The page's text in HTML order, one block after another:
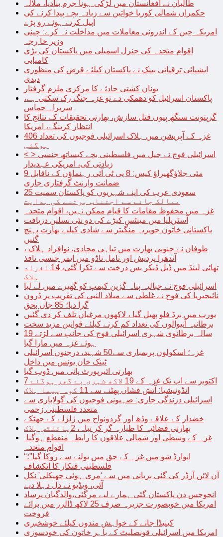
طالبان نے افغانستان میں لڑکی ہونا جرم بنادیا، ملالہ
حکمراں شمالی کوریا خواتین سے زیادہ بچے پیدا کرنے کی
اپیل کرتے ہوئے رو پڑے
امریکہ چین کے اندرونی معاملات میں مداخلت نہ کرے: چینی
وزیر خا رجہ
اقوام متحدہ کی جنرل اسمبلی میں پاکستان کی بڑی
کامیابی
ایشیائی ترقیاتی بینک نے پاکستان کیلئے قرض کی منظوری
دیدی
یونان کشتی حادثے کا مرکزی ملزم گرفتار
پاکستان اسرائیل کو دھمکی دے تو غزہ جنگ رک سکتی ہے،
سربراہ حماس
گرپتونت سنگھ پنوں قتل سازش، بھارتی تحقیقات کے نتائج کا
انتظار کرینگے، امریکا
غزہ کے آپریشن میں ہلاک اسرائیلی فوجیوں کی تعداد 406
ہوگئی
< > اسرائیلی فوج نے جیل میں فلسطینی بچے کیساتھ جنسی
زیادتی کی، امریکی عہدیدار
9 مئی جلاؤگھیراؤ کیس: 8 پی ٹی آئی رہنماؤں کے ناقابل
ضمانت وارنٹ گرفتاری جاری
سعودی عرب کی اپنے شہریوں کو پاکستان سمیت 25
ممالک جانے سے اجتناب برتنے کی ہدایت
غزہ میں محفوظ مقامات کا قیام ممکن نہیں، اقوام متحدہ
آسٹریلیا میں مینٹس کیڑے کی دو نئی نسلیں دریافت
پاکستانی خاتون جویریہ منگیتر سے شادی کیلیے بھارت پہنچ
گئیں
طوفان نے جنوبی بھارت میں تباہی مچادی، نوافراد ہلاک ،
آندھرا پردیش اور تامل ناڈو میں ایمر جنسی نافذ
تھائی لینڈ میں ڈبل ڈیکر بس درخت سے ٹکرا گئی، 14 افراد
ہلاک
اسرائیلی فوج نے جبالیہ پناہ گزین کیمپ کو گھیرے میں لے لیا
نائیجیریا کی فوج نے غلطی سے میلاد النبی کی تقریب پر ڈرون
گرا دیا؛ 85 جاں بحق
یورپ میں برڈ فلو پھیل گیا ، لاکھوں مرغیاں تلف کر دی گئیں
برطانیہ آنیوالوں کی تعداد کم کرنے کیلئے قوانین مزید سخت
19 سالہ برطانوی شہری اسرائیلی فوج کی جانب سے لڑتے
ہوئے غزہ میں مارا گیا
غزہ؛ اسکولوں پربمباری سے50 شہید، درجنوں اسرائیلی
ٹینک خان یونس میں داخل
بھارتی ائیرپورٹ پانی میں ڈوب گیا
7 اکتوبر سے اب تک غزہ کے 19 لاکھ شہری بے گھر ہوگئے
انڈونیشیا: آتش فشاں پھٹنے سے 11 کوہ پیما ہلاک
اسرائیلی درندگی جاری: صہیونی فوجیوں کی گولاباری سے
متعدد فلسطینی زخمی
خضدار کے علاقے وڈھ اور گردونواح میں زلزلے کے جھٹکے
بھارتی فضائیہ کا طیارہ گر کر تباہ، 2پائلٹس ہلاک
غزہ کے وسطی اور شمالی علاقوں کا رابطہ منقطع ہوگیا:
اقوام متحدہ
“ایوارڈ شو میں غزہ کے حق میں بولنے سے روکا گیا”؛
فلسطینی فنکار کا انکشاف
آن لائن آرڈر کی گئی بریانی میں سے ‘مری ہوئی چھپکلی’ نکل
آئی، ویڈیو نے دل دہلا دیے
انجوجس دن پاکستان گئی ہمارے لیے مرگئی،والدگیان پرساد
امریکا میں خوبصورت جزیرہ صرف 25 لاکھ ڈالرز میں برائے
فروخت
کینیڈا جانے کے خواہش مندوں کیلئے خوشخبری
امریکا میں اسرائیلی قونصلیٹ کے باہر خاتون کی خودسوزی